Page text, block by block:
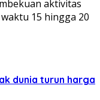
aktivitas
15 hingga 20
dunia turun harga